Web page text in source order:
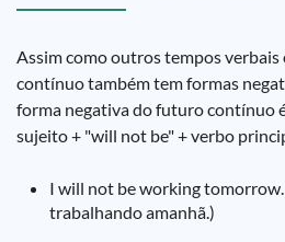
Assim como outros tempos verbais
contínuo também tem formas
forma negativa do futuro contínuo
sujeito + "will not be" + verbo
I will not be working tomorrow.
trabalhando amanhã.)